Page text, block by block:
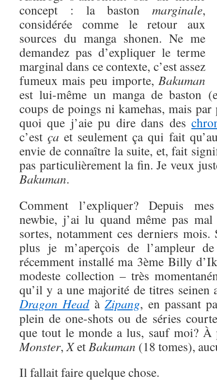
concept : la baston marginale,
considérée comme le retour aux
sources du manga shonen. Ne me
demandez pas d’expliquer le terme
marginal dans ce contexte, c’est assez
fumeux mais peu importe, Bakuman
est lui-même un manga de baston
coups de poings ni kamehas, mais
quoi que j’aie pu dire dans des
c’estça et seulement ça qui fait
envie de connaître la suite, et, fait
pas particulièrement la fin. Je veux
Bakuman.
Comment l’expliquer? Depuis
newbie, j’ai lu quand même pas
sortes, notamment ces derniers
plus je m’aperçois de l’ampleur
récemment installé ma 3ème Billy
modeste collection – très
qu’il y a une majorité de titres seinen
Dragon HeadàZipang, en passant
plein de one-shots ou de séries
que tout le monde a lus, sauf moi?
Monster,XetBakuman (18 tomes),
Il fallait faire quelque chose.